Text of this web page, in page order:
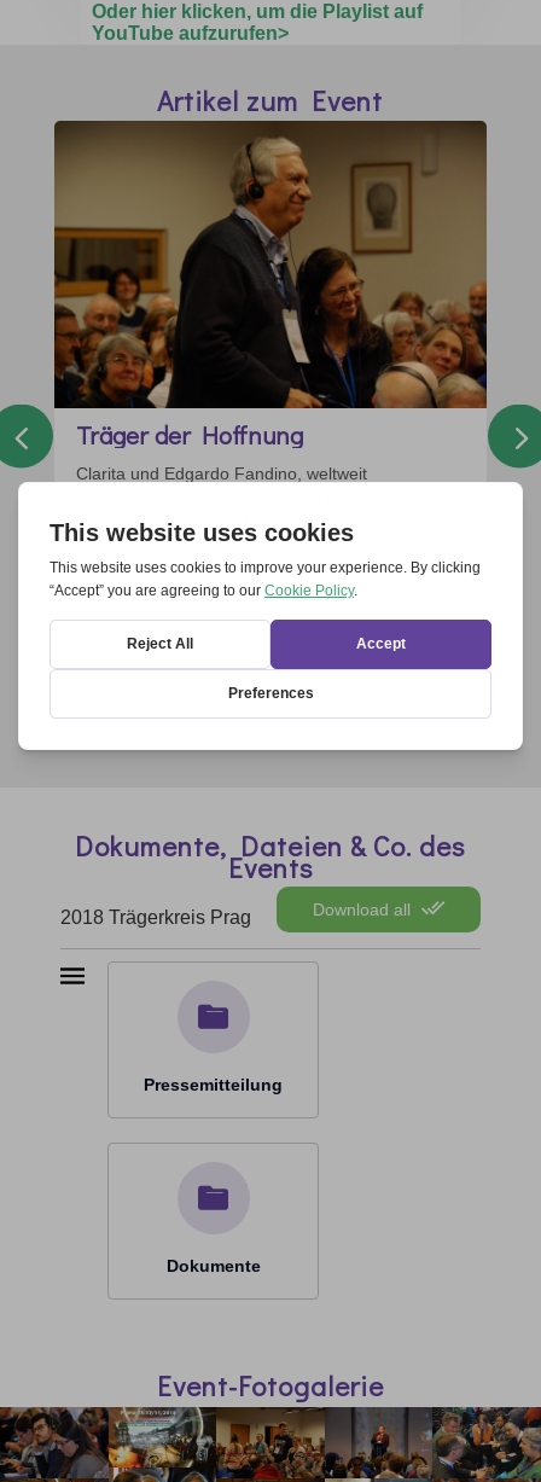
Oder hier klicken, um die Playlist auf
YouTube aufzurufen>
Artikel zum Event
Träger der Hoffnung
Clarita und Edgardo Fandino, weltweit
kürzlich am Treffen des Trägerkreises von
Miteinander für Europa in Prag teilgenommen. Wir
wollten ihre Erfahrung näher kennenlernen. 1)...
Dokumente, Dateien & Co. des
Events
Download all
2018 Trägerkreis Prag
Pressemitteilung
Dokumente
Event-Fotogalerie